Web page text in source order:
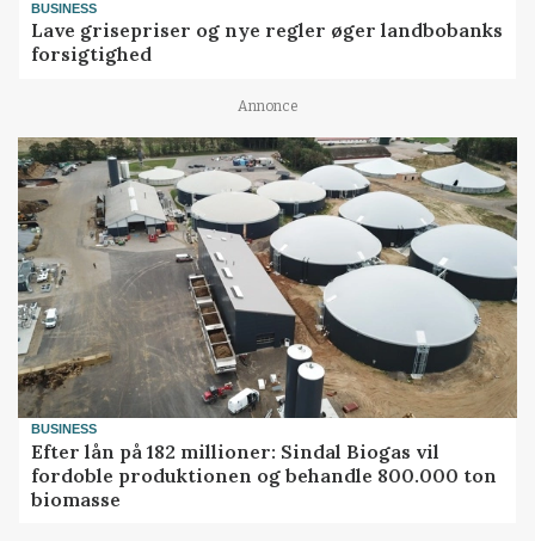
BUSINESS
Lave grisepriser og nye regler øger landbobanks
forsigtighed
Annonce
BUSINESS
Efter lån på 182 millioner: Sindal Biogas vil
fordoble produktionen og behandle 800.000 ton
biomasse